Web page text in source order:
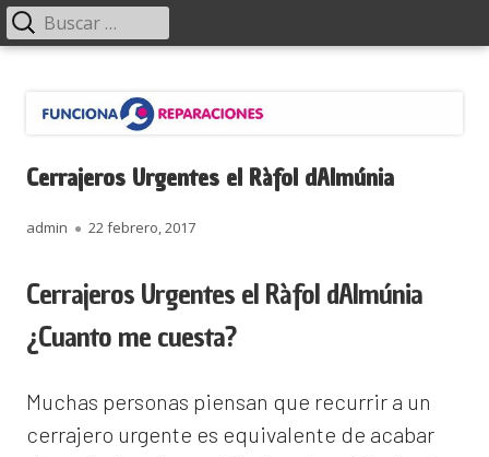
contenido
Menú
principal Buscar:
Cerrajeros Urgentes el Ràfol dAlmúnia
Autor
admin
Publicado
22 febrero, 2017
Cerrajeros Urgentes el Ràfol dAlmúnia
¿Cuanto me cuesta?
Muchas personas piensan que recurrir a un
cerrajero urgente es equivalente de acabar